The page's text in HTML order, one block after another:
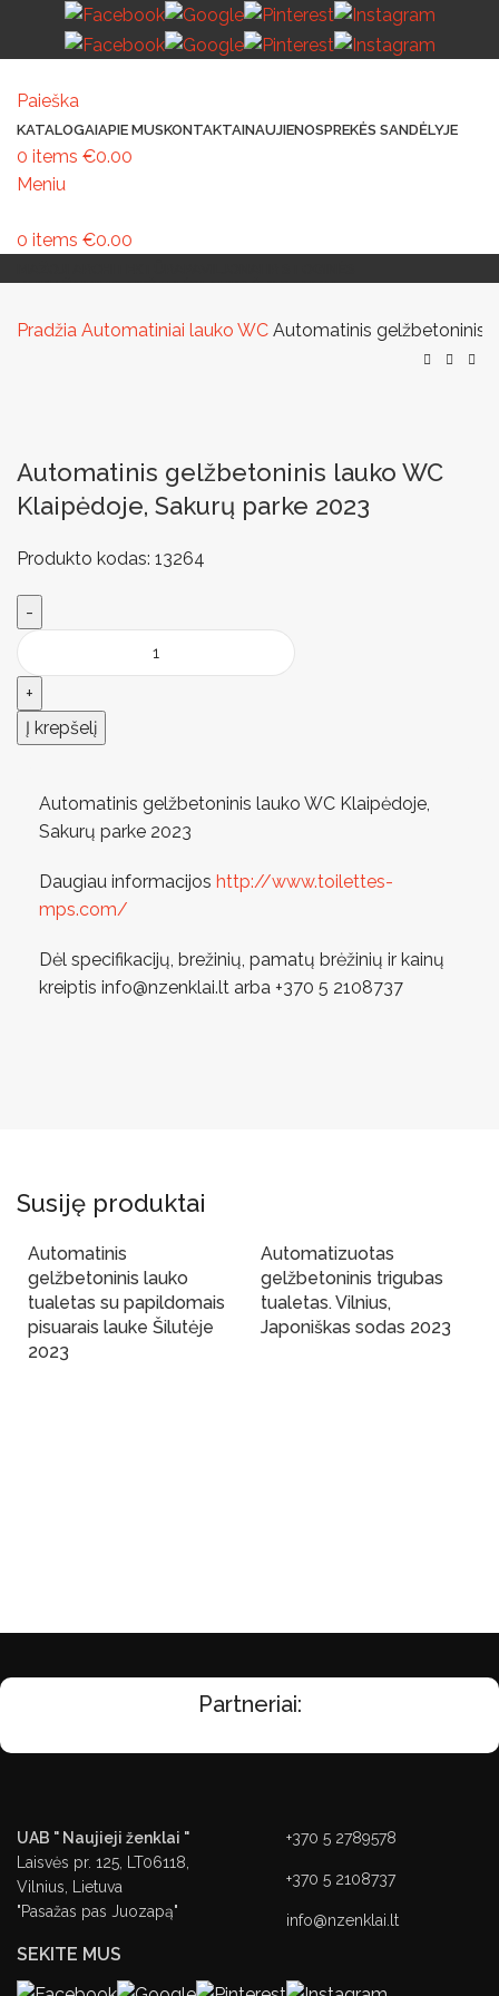
Paieška
KATALOGAIAPIE MUSKONTAKTAINAUJIENOSPREKĖS SANDĖLYJE
0 items €0.00
Meniu
0 items €0.00
VAIKŲ ŽAIDIMO AIKŠTELĖSLAUKO ŠVIESTUVAI
Pradžia Automatiniai lauko WC Automatinis gelžbetoninis
Automatinis gelžbetoninis lauko WC
Klaipėdoje, Sakurų parke 2023
Produkto kodas: 13264
Į krepšelį
Automatinis gelžbetoninis lauko WC Klaipėdoje,
Sakurų parke 2023
Daugiau informacijos http://www.toilettes-
mps.com/
Dėl specifikacijų, brežinių, pamatų brėžinių ir kainų
kreiptis info@nzenklai.lt arba +370 5 2108737
Susiję produktai
Automatinis
gelžbetoninis lauko
tualetas su papildomais
pisuarais lauke Šilutėje
2023
Automatizuotas
gelžbetoninis trigubas
tualetas. Vilnius,
Japoniškas sodas 2023
Partneriai:
UAB " Naujieji ženklai "
Laisvės pr. 125, LT06118,
Vilnius, Lietuva
"Pasažas pas Juozapą"
+370 5 2789578
+370 5 2108737
info@nzenklai.lt
SEKITE MUS